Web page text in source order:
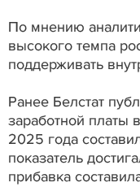
По мнению
высокого темпа
поддерживать
Ранее Белстат
заработной платы
2025 года
показатель
прибавка